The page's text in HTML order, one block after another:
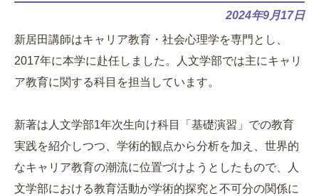
2024年9月17日
新居田講師はキャリア教育・社会心理学を専門とし、
2017年に本学に赴任しました。人文学部では主にキャリ
ア教育に関する科目を担当しています。
新著は人文学部1年次生向け科目「基礎演習」での教育
実践を紹介しつつ、学術的観点から分析を加え、世界的
なキャリア教育の潮流に位置づけようとしたもので、人
文学部における教育活動が学術的探究と不可分の関係に